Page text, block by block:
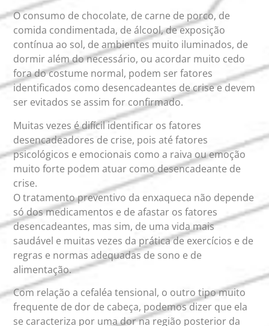
O consumo de chocolate, de carne de porco, de
comida condimentada, de álcool, de exposição
contínua ao sol, de ambientes muito iluminados, de
dormir além do necessário, ou acordar muito cedo
fora do costume normal, podem ser fatores
identificados como desencadeantes de crise e devem
ser evitados se assim for confirmado.
Muitas vezes é difícil identificar os fatores
desencadeadores de crise, pois até fatores
psicológicos e emocionais como a raiva ou emoção
muito forte podem atuar como desencadeante de
crise.
O tratamento preventivo da enxaqueca não depende
só dos medicamentos e de afastar os fatores
desencadeantes, mas sim, de uma vida mais
saudável e muitas vezes da prática de exercícios e de
regras e normas adequadas de sono e de
alimentação.
Com relação a cefaléa tensional, o outro tipo muito
frequente de dor de cabeça, podemos dizer que ela
se caracteriza por uma dor na região posterior da